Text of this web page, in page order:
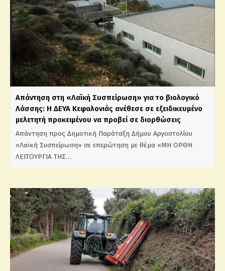
Απάντηση στη «Λαϊκή Συσπείρωση» για το βιολογικό
Λάσσης: Η ΔΕΥΑ Κεφαλονιάς ανέθεσε σε εξειδικευμένο
μελετητή προκειμένου να προβεί σε διορθώσεις
Απάντηση προς Δημοτική Παράταξη Δήμου Αργοστολίου
«Λαϊκή Συσπείρωση» σε επερώτηση με θέμα «ΜΗ ΟΡΘΗ
ΛΕΙΤΟΥΡΓΙΑ ΤΗΣ…